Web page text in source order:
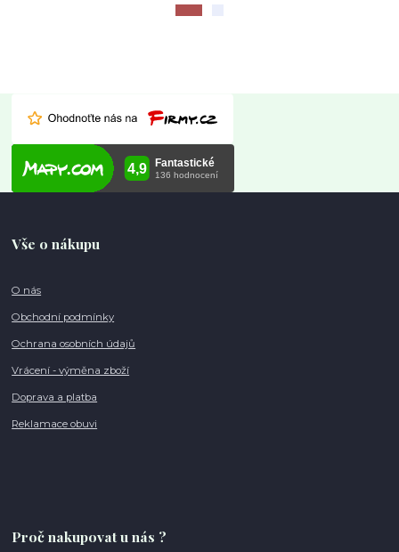
Vše o nákupu
O nás
Obchodní podmínky
Ochrana osobních údajů
Vrácení - výměna zboží
Doprava a platba
Reklamace obuvi
Proč nakupovat u nás ?